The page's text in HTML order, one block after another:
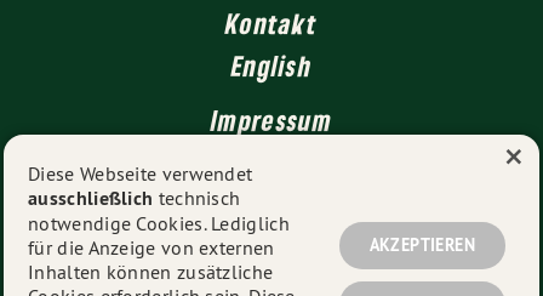
Kontakt
English
Impressum
Datenschutz
© 2026Florian Siekmann MdL - Alle Rechte vorbehalten.
Diese Webseite verwendet
ausschließlich technisch
notwendige Cookies. Lediglich
für die Anzeige von externen
Inhalten können zusätzliche
AKZEPTIEREN
×